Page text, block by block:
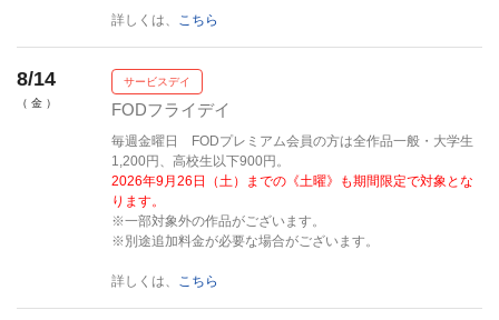
詳しくは、 こちら
8/14
（ 金 ）
サービスデイ
FODフライデイ
毎週金曜日 FODプレミアム会員の方は全作品一般・大学生
1,200円、高校生以下900円。
2026年9月26日（土）までの《土曜》も期間限定で対象とな
ります。
※一部対象外の作品がございます。
※別途追加料金が必要な場合がございます。
詳しくは、 こちら